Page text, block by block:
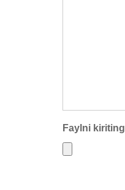
Faylni kiriting